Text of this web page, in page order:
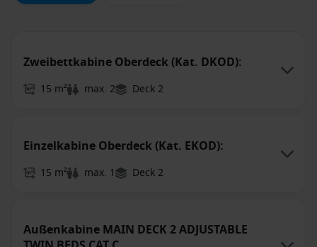
Zweibettkabine Oberdeck (Kat. DKOD):
15 m² max. 2 Deck 2
Einzelkabine Oberdeck (Kat. EKOD):
15 m² max. 1 Deck 2
Außenkabine MAIN DECK 2 ADJUSTABLE